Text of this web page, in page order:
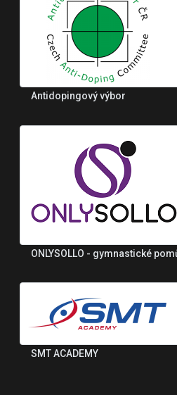
Antidopingový výbor
ONLYSOLLO - gymnastické
SMT ACADEMY